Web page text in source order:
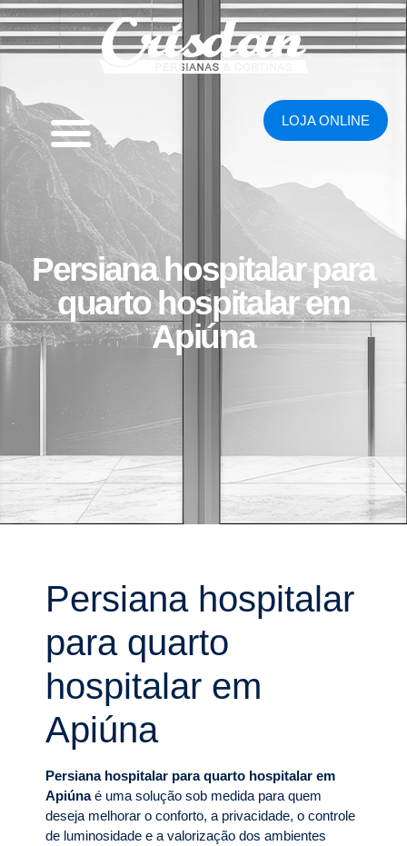
LOJA ONLINE
Persiana hospitalar para
quarto hospitalar em
Apiúna
Persiana hospitalar
para quarto
hospitalar em
Apiúna
Persiana hospitalar para quarto hospitalar em
Apiúnaé uma solução sob medida para quem
deseja melhorar o conforto, a privacidade, o controle
de luminosidade e a valorização dos ambientes